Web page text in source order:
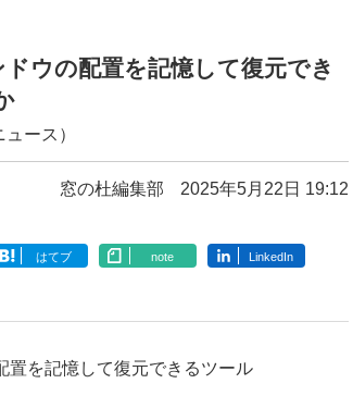
ウの配置を記憶して復元でき
ース）
窓の杜編集部 2025年5月22日 19:12
はてブ note LinkedIn
置を記憶して復元できるツール